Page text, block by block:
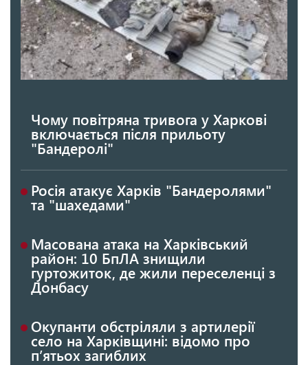
Чому повітряна тривога у Харкові
включається після прильоту
"Бандеролі"
Росія атакує Харків "Бандеролями"
та "шахедами"
Масована атака на Харківський
район: 10 БпЛА знищили
гуртожиток, де жили переселенці з
Донбасу
Окупанти обстріляли з артилерії
село на Харківщині: відомо про
п’ятьох загиблих